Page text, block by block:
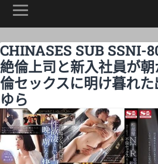
CHINASES SUB SSNI-
絶倫上司と新入社員が
倫セックスに明け暮れ
ゆら